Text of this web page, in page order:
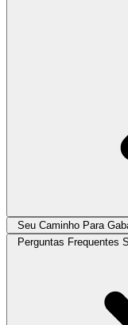
Seu Caminho Para
Perguntas Frequentes